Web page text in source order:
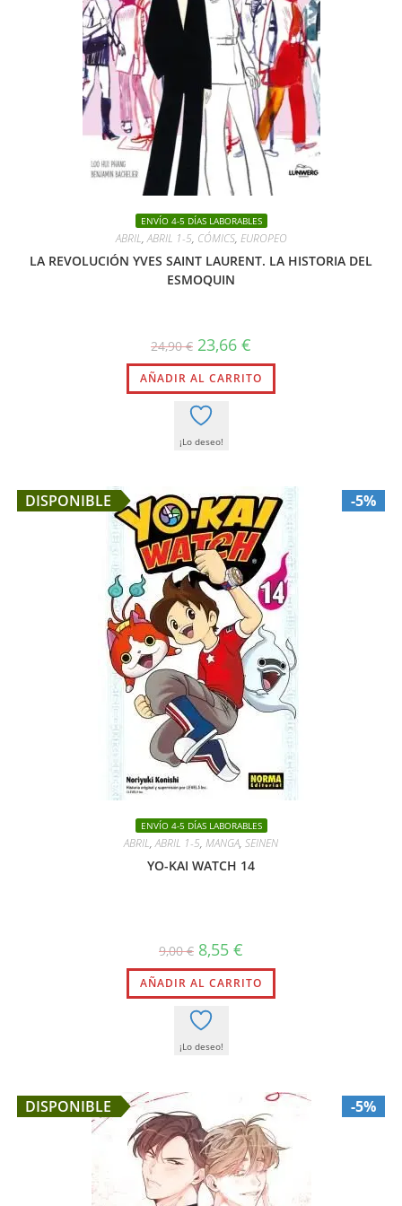
ENVÍO 4-5 DÍAS LABORABLES
ABRIL,ABRIL 1-5, CÓMICS, EUROPEO
LA REVOLUCIÓN YVES SAINT LAURENT. LA HISTORIA DEL
ESMOQUIN
24,90€ El
precio
original
era:
24,90 €.
23,66 €
actual
es:
23,66 €.
AÑADIR AL CARRITO
¡Lo deseo!
DISPONIBLE -5%
ENVÍO 4-5 DÍAS LABORABLES
ABRIL,ABRIL 1-5, MANGA, SEINEN
YO-KAI WATCH 14
9,00€ El
precio
original
era:
9,00 €.
8,55 €
actual
es:
8,55 €.
AÑADIR AL CARRITO
¡Lo deseo!
DISPONIBLE -5%